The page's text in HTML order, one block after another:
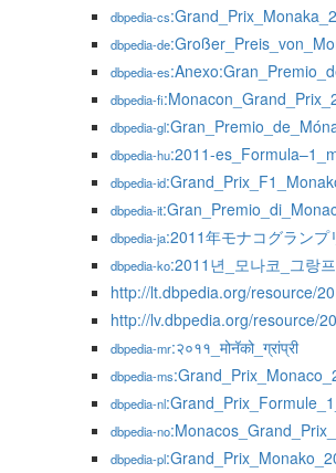
dbpedia-cs
dbpedia-de
dbpedia-es
dbpedia-fi
dbpedia-gl
dbpedia-hu:2011-
dbpedia-id
dbpedia-it
dbpedia-ja:2011年モナコグランプ
dbpedia-ko:2011년_모나코_그랑
http://lt.dbpedia.org/resource/
http://lv.dbpedia.org/resource/
dbpedia-mr:२०११_मोनॅको_ग्रांप्री
dbpedia-ms
dbpedia-nl
dbpedia-no
dbpedia-pl